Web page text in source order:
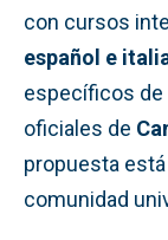
con cursos
español e
específicos de
oficiales de
propuesta
comunidad